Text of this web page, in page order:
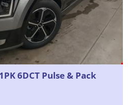
6DCT Pulse & Pack